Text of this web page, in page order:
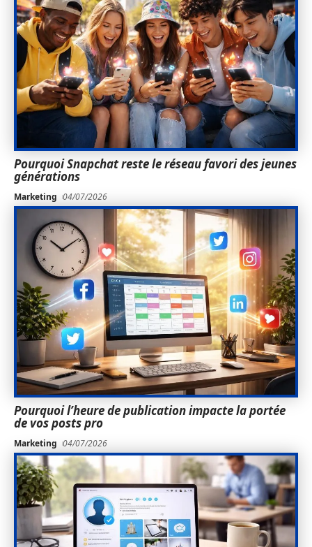
Pourquoi Snapchat reste le réseau favori des jeunes
générations
Marketing 04/07/2026
Pourquoi l’heure de publication impacte la portée
de vos posts pro
Marketing 04/07/2026